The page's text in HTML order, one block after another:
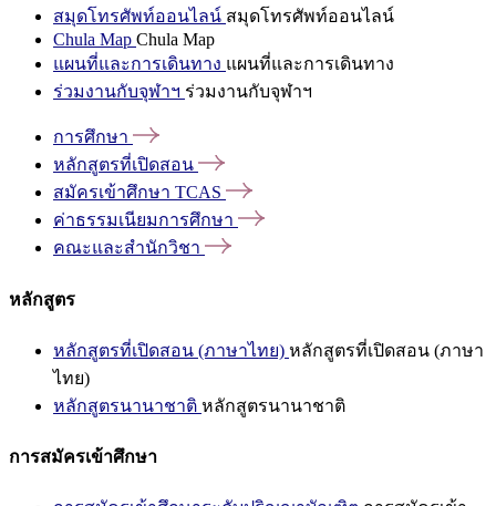
สมุดโทรศัพท์ออนไลน์ สมุดโทรศัพท์ออนไลน์
Chula Map Chula Map
แผนที่และการเดินทาง แผนที่และการเดินทาง
ร่วมงานกับจุฬาฯ ร่วมงานกับจุฬาฯ
การศึกษา
หลักสูตรที่เปิดสอน
สมัครเข้าศึกษา TCAS
ค่าธรรมเนียมการศึกษา
คณะและสำนักวิชา
หลักสูตร
หลักสูตรที่เปิดสอน (ภาษาไทย) หลักสูตรที่เปิดสอน (ภาษา
ไทย)
หลักสูตรนานาชาติ หลักสูตรนานาชาติ
การสมัครเข้าศึกษา